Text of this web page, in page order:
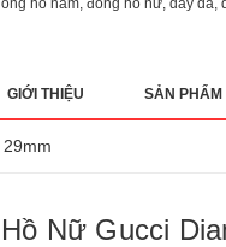
GIỚI THIỆU SẢN PHẨM
Nữ Gucci